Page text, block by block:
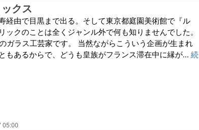
クス
経由で目黒まで出る。そして東京都庭園美術館で『ル
ックのことは全くジャンル外で何も知りませんでした。
ガラス工芸家です。 当然ながらこういう企画が生まれ
もあるからで、どうも皇族がフランス滞在中に縁が... 続
05:00